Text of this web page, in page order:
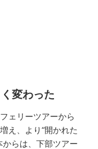
変わった
ェリーツアーから
え、より“開かれた
からは、下部ツアー